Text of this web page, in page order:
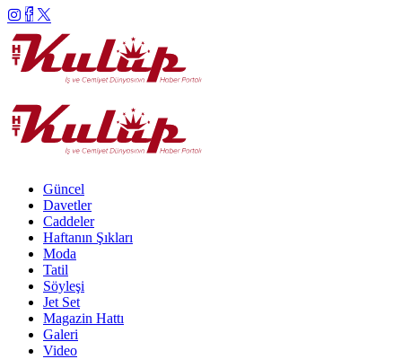
Güncel
Davetler
Caddeler
Haftanın Şıkları
Moda
Tatil
Söyleşi
Jet Set
Magazin Hattı
Galeri
Video